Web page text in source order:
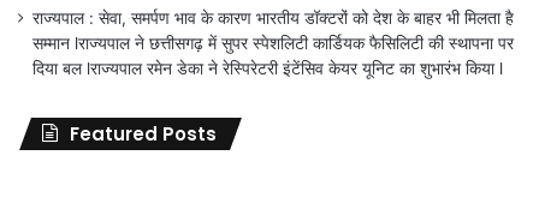
राज्यपाल : सेवा, समर्पण भाव के कारण भारतीय डॉक्टरों को देश के बाहर भी मिलता है
सम्मान lराज्यपाल ने छत्तीसगढ़ में सुपर स्पेशलिटी कार्डियक फैसिलिटी की स्थापना पर
दिया बल lराज्यपाल रमेन डेका ने रेस्पिरेटरी इंटेंसिव केयर यूनिट का शुभारंभ किया l
Featured Posts